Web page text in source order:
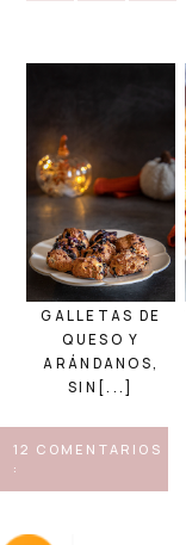
GALLETAS DE
QUESO Y
ARÁNDANOS,
SIN[...]
12 COMENTARIOS
: